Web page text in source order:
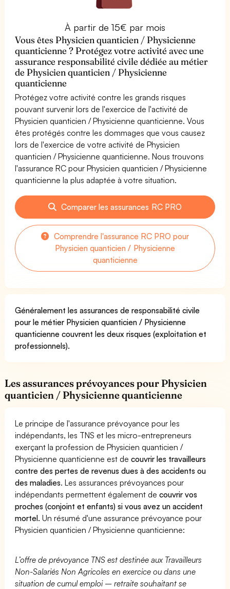
À partir de 15€ par mois
Vous êtes Physicien quanticien / Physicienne
quanticienne ? Protégez votre activité avec une
assurance responsabilité civile dédiée au métier
de Physicien quanticien / Physicienne
quanticienne
Protégez votre activité contre les grands risques
pouvant survenir lors de l'exercice de l'activité de
Physicien quanticien / Physicienne quanticienne. Vous
êtes protégés contre les dommages que vous causez
lors de l'exercice de votre activité de Physicien
quanticien / Physicienne quanticienne. Nous trouvons
l'assurance RC pour Physicien quanticien / Physicienne
quanticienne la plus adaptée à votre situation.
Comparer les assurances RC PRO
Comprendre l'assurance RC PRO pour
Physicien quanticien / Physicienne
quanticienne
Généralement les assurances de responsabilité civile
pour le métier Physicien quanticien / Physicienne
quanticienne couvrent les deux risques (exploitation et
professionnels).
Les assurances prévoyances pour Physicien
quanticien / Physicienne quanticienne
Le principe de l'assurance prévoyance pour les
indépendants, les TNS et les micro-entrepreneurs
exerçant la profession de Physicien quanticien /
Physicienne quanticienne est decouvrir les travailleurs
contre des pertes de revenus dues à des accidents ou
des maladies. Les assurances prévoyances pour
indépendants permettent également decouvrir vos
proches (conjoint et enfants) si vous avez un accident
mortel. Un résumé d'une assurance prévoyance pour
Physicien quanticien / Physicienne quanticienne:
L’offre de prévoyance TNS est destinée aux Travailleurs
Non-Salariés Non Agricoles en exercice ou dans une
situation de cumul emploi – retraite souhaitant se